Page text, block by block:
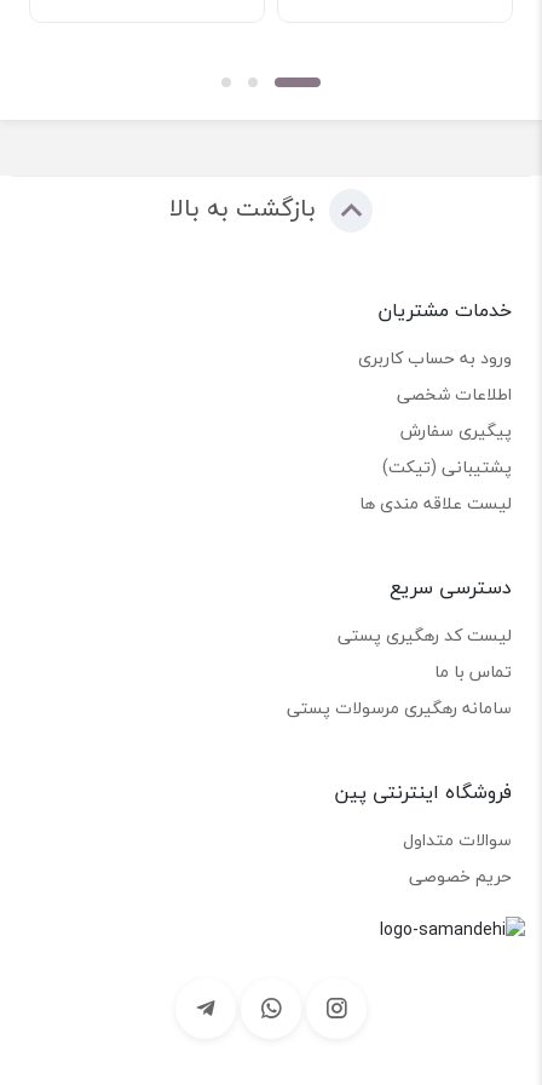
بازگشت به بالا
خدمات مشتریان
ورود به حساب کاربری
اطلاعات شخصی
پیگیری سفارش
پشتیبانی (تیکت)
لیست علاقه مندی ها
دسترسی سریع
لیست کد رهگیری پستی
تماس با ما
سامانه رهگیری مرسولات پستی
فروشگاه اینترنتی پین
سوالات متداول
حریم خصوصی